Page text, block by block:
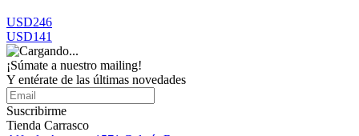
USD246
USD141
¡Súmate a nuestro mailing!
Y entérate de las últimas novedades
Suscribirme
Tienda Carrasco